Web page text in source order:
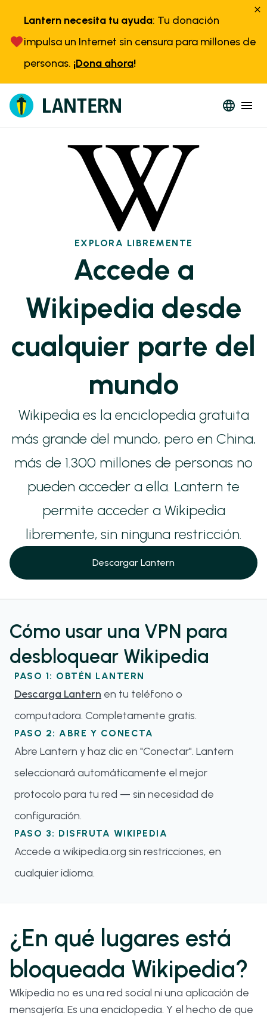
Lantern necesita tu ayuda: Tu donación
impulsa un Internet sin censura para millones de
personas. ¡Dona ahora!
EXPLORA LIBREMENTE
Accede a
Wikipedia desde
cualquier parte del
mundo
Wikipedia es la enciclopedia gratuita
más grande del mundo, pero en China,
más de 1.300 millones de personas no
pueden acceder a ella. Lantern te
permite acceder a Wikipedia
libremente, sin ninguna restricción.
Descargar Lantern
Cómo usar una VPN para
desbloquear Wikipedia
PASO 1: OBTÉN LANTERN
Descarga Lantern en tu teléfono o
computadora. Completamente gratis.
PASO 2: ABRE Y CONECTA
Abre Lantern y haz clic en "Conectar". Lantern
seleccionará automáticamente el mejor
protocolo para tu red — sin necesidad de
configuración.
PASO 3: DISFRUTA WIKIPEDIA
Accede a wikipedia.org sin restricciones, en
cualquier idioma.
¿En qué lugares está
bloqueada Wikipedia?
Wikipedia no es una red social ni una aplicación de
mensajería. Es una enciclopedia. Y el hecho de que